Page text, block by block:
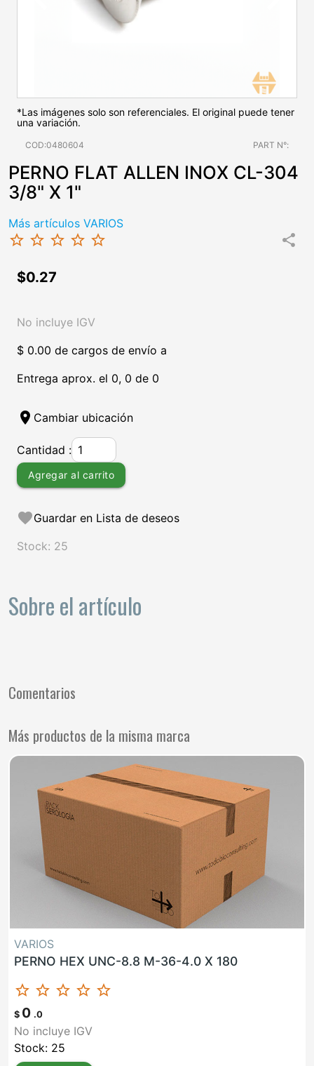
*Las imágenes solo son referenciales. El original puede tener
una variación.
COD:0480604 PART N°:
PERNO FLAT ALLEN INOX CL-304
3/8" X 1"
Más artículos VARIOS
star_border star_border star_border star_border star_border share
$0.27
No incluye IGV
$ 0.00 de cargos de envío a
Entrega aprox. el 0, 0 de 0
location_on Cambiar ubicación
Cantidad :
Agregar al carrito
favoriteGuardar en Lista de deseos
Stock: 25
Sobre el artículo
Comentarios
Más productos de la misma marca
VARIOS
PERNO HEX UNC-8.8 M-36-4.0 X 180
star_border star_border star_border star_border star_border
$ 0 .0
No incluye IGV
Stock: 25